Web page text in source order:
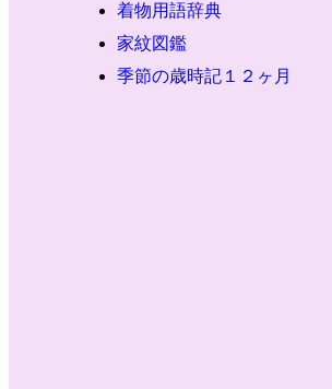
着物用語辞典
家紋図鑑
季節の歳時記１２ヶ月